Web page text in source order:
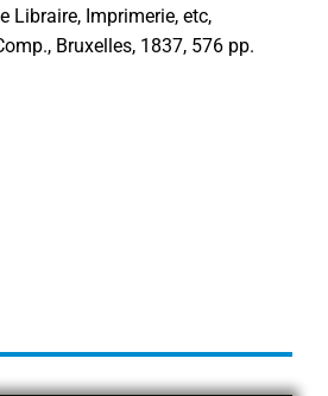
Libraire, Imprimerie, etc,
Bruxelles, 1837, 576 pp.